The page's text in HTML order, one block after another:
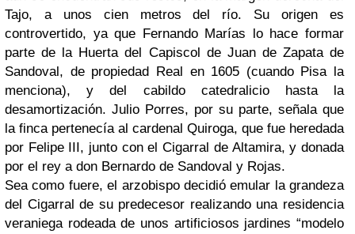
Tajo, a unos cien metros del río. Su origen es
controvertido, ya que Fernando Marías lo hace formar
parte de la Huerta del Capiscol de Juan de Zapata de
Sandoval, de propiedad Real en 1605 (cuando Pisa la
menciona), y del cabildo catedralicio hasta la
desamortización. Julio Porres, por su parte, señala que
la finca pertenecía al cardenal Quiroga, que fue heredada
por Felipe III, junto con el Cigarral de Altamira, y donada
por el rey a don Bernardo de Sandoval y Rojas.
Sea como fuere, el arzobispo decidió emular la grandeza
del Cigarral de su predecesor realizando una residencia
veraniega rodeada de unos artificiosos jardines “modelo